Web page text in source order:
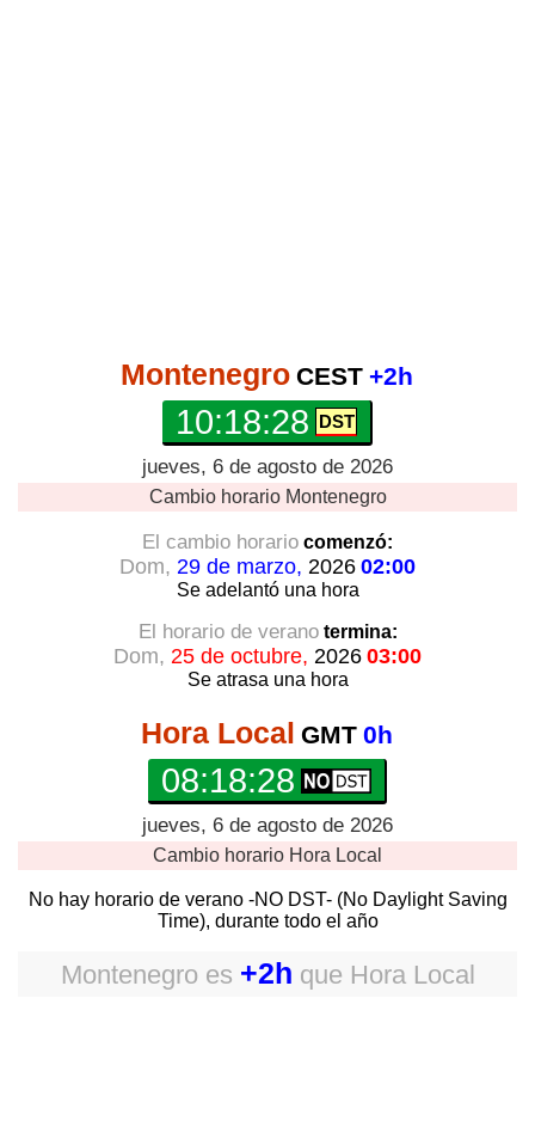
Montenegro CEST +2h
10:18:29
jueves, 6 de agosto de 2026
Cambio horario Montenegro
El cambio horario comenzó:
Dom, 29 de marzo, 2026 02:00
Se adelantó una hora
El horario de veranotermina:
Dom, 25 de octubre, 2026 03:00
Se atrasa una hora
Hora Local GMT 0h
08:18:29
jueves, 6 de agosto de 2026
Cambio horario Hora Local
No hay horario de verano -NO DST- (No Daylight Saving
Time), durante todo el año
Montenegro es +2h que Hora Local